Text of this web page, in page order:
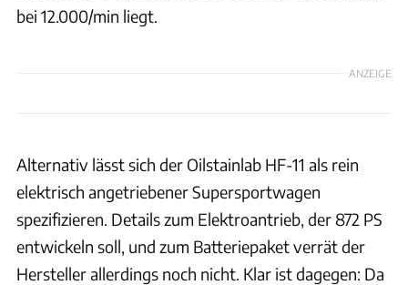
bei 12.000/min liegt.
ANZEIGE
Alternativ lässt sich der Oilstainlab HF-11 als rein
elektrisch angetriebener Supersportwagen
spezifizieren. Details zum Elektroantrieb, der 872 PS
entwickeln soll, und zum Batteriepaket verrät der
Hersteller allerdings noch nicht. Klar ist dagegen: Da